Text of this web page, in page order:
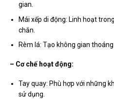
gian.
Mái xếp di động: Linh hoạt
chắn.
Rèm lá: Tạo không gian thoáng
– Cơ chế hoạt động:
Tay quay: Phù hợp với những
sử dụng.